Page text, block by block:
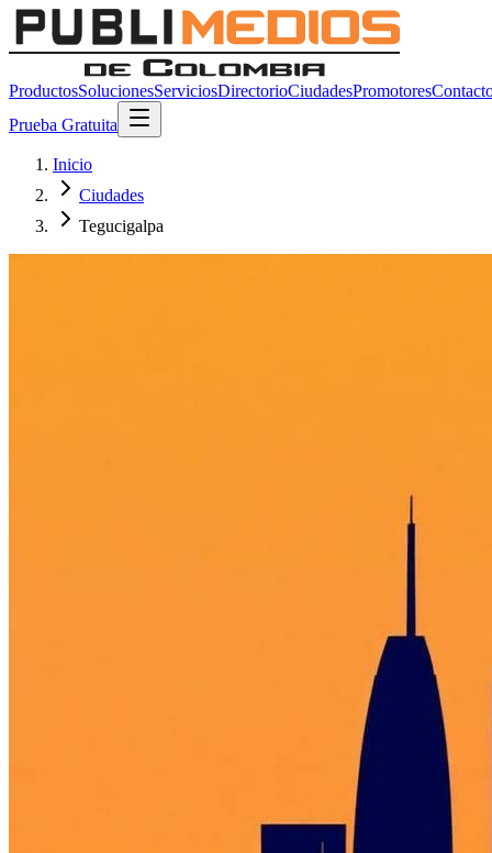
ProductosSolucionesServiciosDirectorioCiudadesPromotores
Prueba Gratuita
Inicio
Ciudades
Tegucigalpa